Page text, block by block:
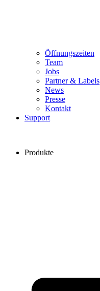
Öffnungszeiten
Team
Jobs
Partner & Labels
News
Presse
Kontakt
Support
Produkte